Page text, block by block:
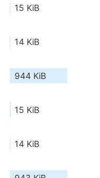
15 KiB
14 KiB
944 KiB
15 KiB
14 KiB